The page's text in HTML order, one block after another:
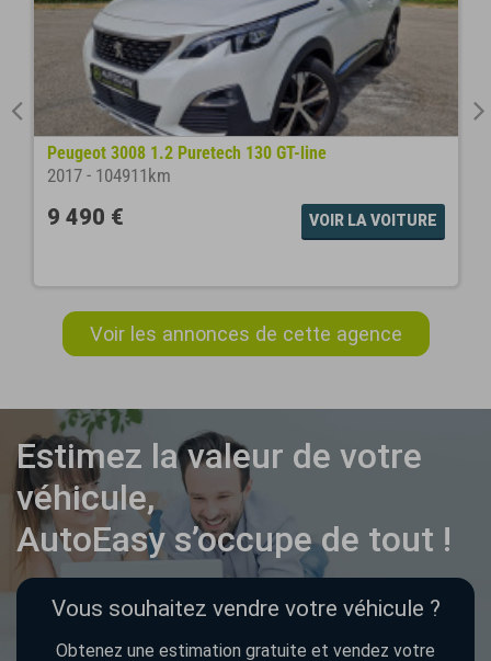
Peugeot 3008 1.2 Puretech 130 GT-line
2017 - 104911km
9 490 € VOIR LA VOITURE
Voir les annonces de cette agence
Estimez la valeur de votre
véhicule,
AutoEasy s’occupe de tout !
Vous souhaitez vendre votre véhicule ?
Obtenez une estimation gratuite et vendez votre